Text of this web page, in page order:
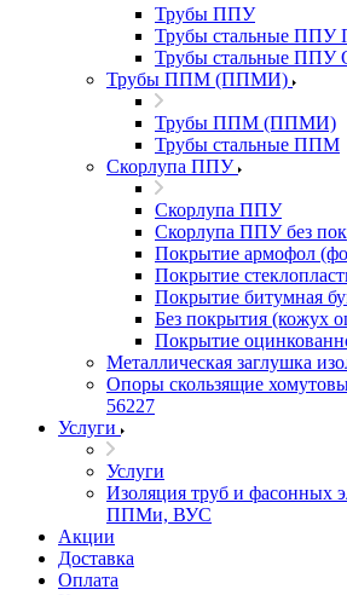
Трубы ППУ
Трубы стальные ППУ
Трубы стальные ППУ
Трубы ППМ (ППМИ)
Трубы ППМ (ППМИ)
Трубы стальные ППМ
Скорлупа ППУ
Скорлупа ППУ
Скорлупа ППУ без
Покрытие армофол
Покрытие
Покрытие битумная
Без покрытия (кожух
Покрытие
Металлическая заглушка
Опоры скользящие
56227
Услуги
Услуги
Изоляция труб и фасонных
ППМи, ВУС
Акции
Доставка
Оплата